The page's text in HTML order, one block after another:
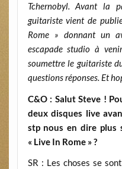
Tchernobyl. Avant la
guitariste vient de
Rome » donnant un
escapade studio à
soumettre le guitariste
questions réponses. Et
C&O : Salut Steve !
deux disques live
stp nous en dire plus
« Live In Rome » ?
SR : Les choses se